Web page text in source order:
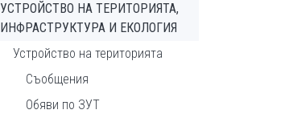
УСТРОЙСТВО НА ТЕРИТОРИЯТА,
ИНФРАСТРУКТУРА И ЕКОЛОГИЯ
Устройство на територията
Съобщения
Обяви по ЗУТ